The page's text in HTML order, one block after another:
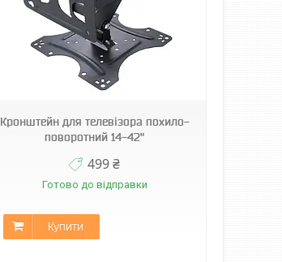
Кронштейн для телевізора похило-
поворотний 14-42"
499 ₴
Готово до відправки
Купити